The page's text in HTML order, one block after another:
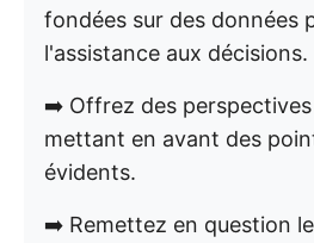
fondées sur des données
l'assistance aux décisions.
➡️ Offrez des perspectives
mettant en avant des
évidents.
➡️ Remettez en question